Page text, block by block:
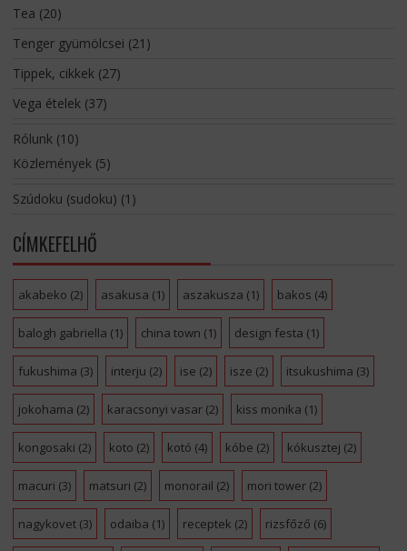
Tea (20)
Tenger gyümölcsei (21)
Tippek, cikkek (27)
Vega ételek (37)
Rólunk (10)
Közlemények (5)
Szúdoku (sudoku) (1)
CÍMKEFELHŐ
akabeko (2) asakusa (1) aszakusza (1) bakos (4)
balogh gabriella (1) china town (1) design festa (1)
fukushima (3) interju (2) ise (2) isze (2) itsukushima (3)
jokohama (2) karacsonyi vasar(2) kiss monika (1)
kongosaki (2) koto (2) kotó (4) kóbe (2) kókusztej (2)
macuri (3) matsuri (2) monorail (2) mori tower(2)
nagykovet(3) odaiba (1) receptek (2) rizsfőző (6)